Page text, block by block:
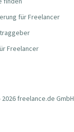
für Freelancer
Freelancer
freelance.de GmbH